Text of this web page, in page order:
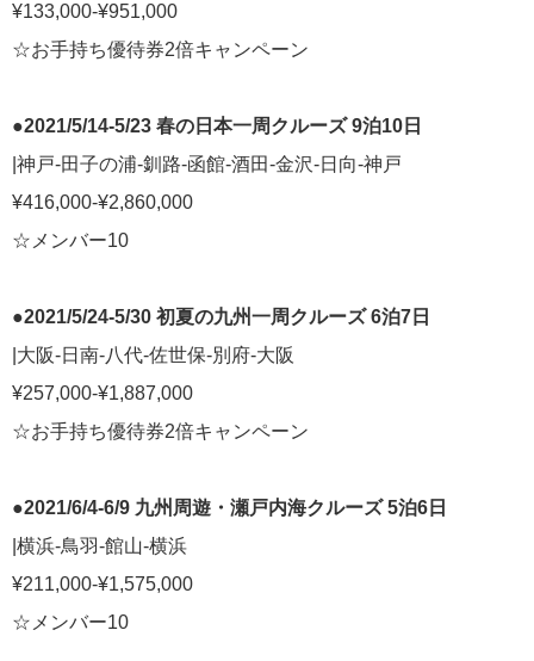
¥133,000-¥951,000
☆お手持ち優待券2倍キャンペーン
●2021/5/14-5/23 春の日本一周クルーズ 9泊10日
|神戸-田子の浦-釧路-函館-酒田-金沢-日向-神戸
¥416,000-¥2,860,000
☆メンバー10
●2021/5/24-5/30 初夏の九州一周クルーズ 6泊7日
|大阪-日南-八代-佐世保-別府-大阪
¥257,000-¥1,887,000
☆お手持ち優待券2倍キャンペーン
●2021/6/4-6/9 九州周遊・瀬戸内海クルーズ 5泊6日
|横浜-鳥羽-館山-横浜
¥211,000-¥1,575,000
☆メンバー10
海外出張/法人サービス
海外出張関連情報
郵船トラベルUSA（ニューヨーク）
郵船トラベル 香港
Instagram
LINE
メールマガジン
タグ
ート 飛鳥Ⅱ 世界一周クルーズ 2021年 クイーン・エリザベス
2018年世界一周クルーズ
2023年 マジェスティック・プリンセス
ーズ アジアグランドクルーズ